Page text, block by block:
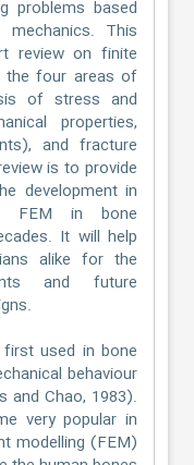
problems based
This
review on finite
the four areas of
of stress and
properties,
and fracture
is to provide
development in
FEM in bone
It will help
alike for the
and future
used in bone
behaviour
and Chao, 1983).
very popular in
modelling (FEM)